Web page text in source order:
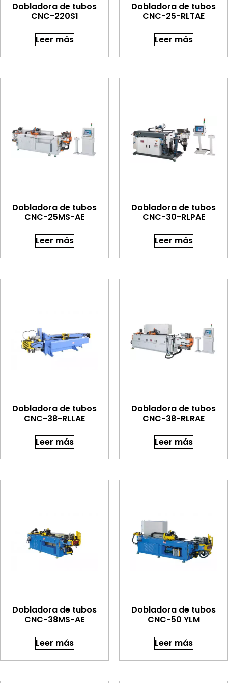
Dobladora de tubos
CNC-220S1
Leer más
Dobladora de tubos
CNC-25-RLTAE
Leer más
Dobladora de tubos
CNC-25MS-AE
Leer más
Dobladora de tubos
CNC-30-RLPAE
Leer más
Dobladora de tubos
CNC-38-RLLAE
Leer más
Dobladora de tubos
CNC-38-RLRAE
Leer más
Dobladora de tubos
CNC-38MS-AE
Leer más
Dobladora de tubos
CNC-50 YLM
Leer más